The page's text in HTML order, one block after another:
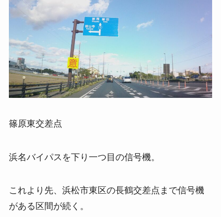
篠原東交差点
浜名バイパスを下り一つ目の信号機。
これより先、浜松市東区の長鶴交差点まで信号機
がある区間が続く。